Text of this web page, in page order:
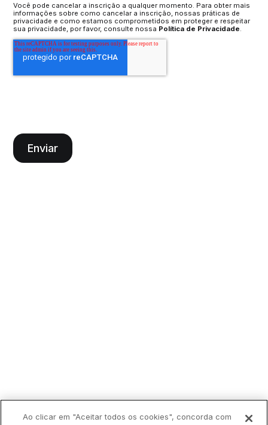
Você pode cancelar a inscrição a qualquer momento. Para obter mais
informações sobre como cancelar a inscrição, nossas práticas de
privacidade e como estamos comprometidos em proteger e respeitar
sua privacidade, por favor, consulte nossa Política de Privacidade
Ao clicar em "Aceitar todos os cookies", concorda com